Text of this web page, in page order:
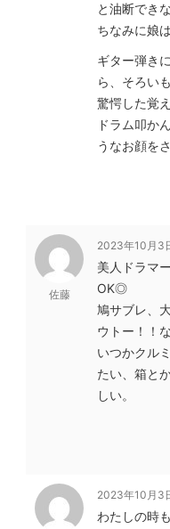
と油断でき
ちなみに娘
ギター弾き
ら、そろい
驚愕した覚
ドラム叩か
うなお顔を
佐藤
2023年10月3
美人ドラマ
OK◎
鳩サブレ、
ウトー！！
いつかクル
たい、箱と
しい。
2023年10月3
わたしの時